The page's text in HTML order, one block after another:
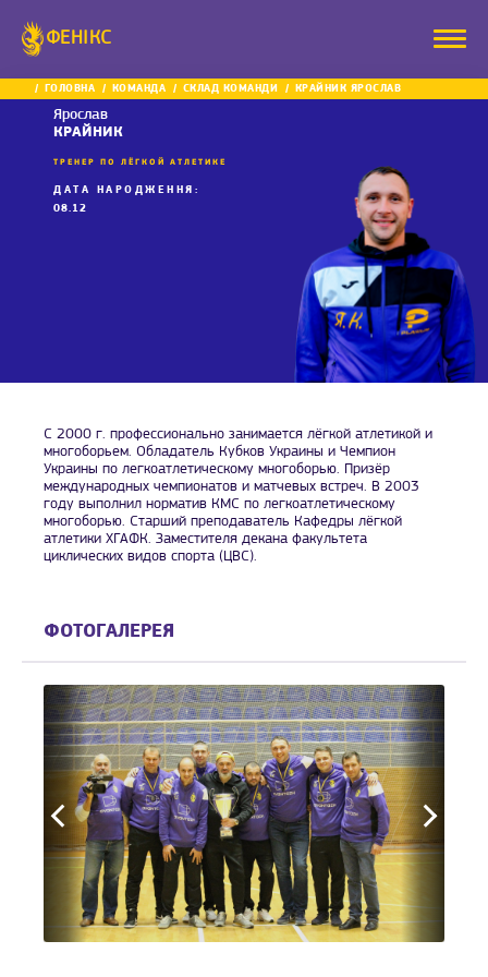
ФЕНІКС
ГОЛОВНА КОМАНДА СКЛАД КОМАНДИ КРАЙНИК ЯРОСЛАВ
Ярослав
КРАЙНИК
ТРЕНЕР ПО ЛЁГКОЙ АТЛЕТИКЕ
ДАТА НАРОДЖЕННЯ:
08.12
С 2000 г. профессионально занимается лёгкой атлетикой и
многоборьем. Обладатель Кубков Украины и Чемпион
Украины по легкоатлетическому многоборью. Призёр
международных чемпионатов и матчевых встреч. В 2003
году выполнил норматив КМС по легкоатлетическому
многоборью. Старший преподаватель Кафедры лёгкой
атлетики ХГАФК. Заместителя декана факультета
циклических видов спорта (ЦВС).
ФОТОГАЛЕРЕЯ